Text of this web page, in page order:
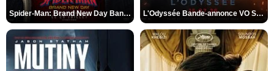
Spider-Man: Brand New Day Bande-annonce VO STFR L'Odyssée Bande-annonce VO STFR